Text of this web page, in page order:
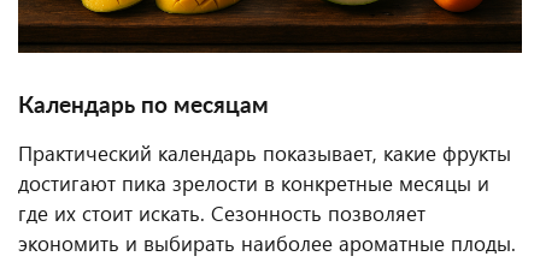
Календарь по месяцам
Практический календарь показывает, какие фрукты
достигают пика зрелости в конкретные месяцы и
где их стоит искать. Сезонность позволяет
экономить и выбирать наиболее ароматные плоды.